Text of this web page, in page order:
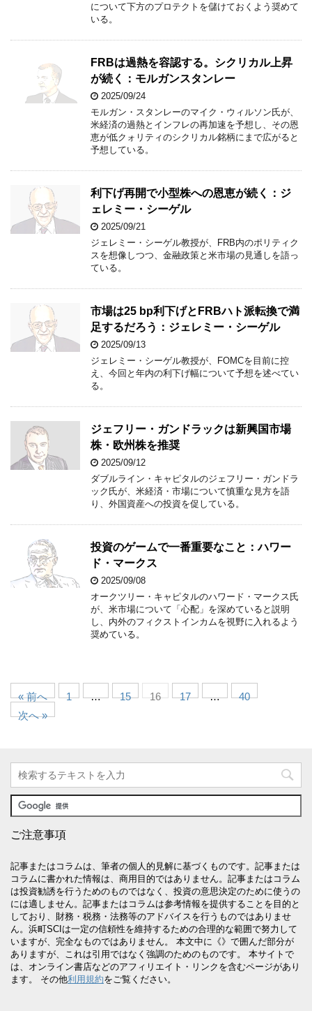
について下方のプロテクトを儲けておくよう奨めて
いる。
FRBは過熱を容認する。シクリカル上昇
が続く：モルガンスタンレー
2025/09/24
モルガン・スタンレーのマイク・ウィルソン氏が、
米経済の過熱とインフレの再加速を予想し、その恩
恵が低クォリティのシクリカル銘柄にまで広がると
予想している。
利下げ再開で小型株への恩恵が続く：ジ
ェレミー・シーゲル
2025/09/21
ジェレミー・シーゲル教授が、FRB内のポリティク
スを想像しつつ、金融政策と米市場の見通しを語っ
ている。
市場は25 bp利下げとFRBハト派転換で満
足するだろう：ジェレミー・シーゲル
2025/09/13
ジェレミー・シーゲル教授が、FOMCを目前に控
え、今回と年内の利下げ幅について予想を述べてい
る。
ジェフリー・ガンドラックは新興国市場
株・欧州株を推奨
2025/09/12
ダブルライン・キャピタルのジェフリー・ガンドラ
ック氏が、米経済・市場について慎重な見方を語
り、外国資産への投資を促している。
投資のゲームで一番重要なこと：ハワー
ド・マークス
2025/09/08
オークツリー・キャピタルのハワード・マークス氏
が、米市場について「心配」を深めていると説明
し、内外のフィクストインカムを視野に入れるよう
奨めている。
« 前へ 1 … 15 16 17 …
40
次へ »
ご注意事項
記事またはコラムは、筆者の個人的見解に基づくものです。記事または
コラムに書かれた情報は、商用目的ではありません。記事またはコラム
は投資勧誘を行うためのものではなく、投資の意思決定のために使うの
には適しません。記事またはコラムは参考情報を提供することを目的と
しており、財務・税務・法務等のアドバイスを行うものではありませ
ん。浜町SCIは一定の信頼性を維持するための合理的な範囲で努力して
いますが、完全なものではありません。 本文中に《》で囲んだ部分が
ありますが、これは引用ではなく強調のためのものです。 本サイトで
は、オンライン書店などのアフィリエイト・リンクを含むページがあり
ます。 その他利用規約をご覧ください。